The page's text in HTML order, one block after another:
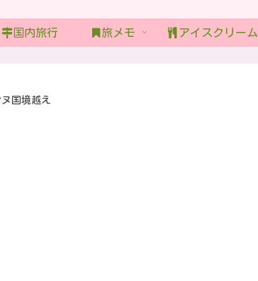
国内旅行 旅メモ アイスクリーム
国境越え